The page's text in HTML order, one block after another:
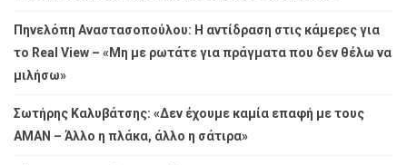
Πηνελόπη Αναστασοπούλου: Η αντίδραση στις κάμερες για
το Real View – «Μη με ρωτάτε για πράγματα που δεν θέλω να
μιλήσω»
Σωτήρης Καλυβάτσης: «Δεν έχουμε καμία επαφή με τους
ΑΜΑΝ – Άλλο η πλάκα, άλλο η σάτιρα»